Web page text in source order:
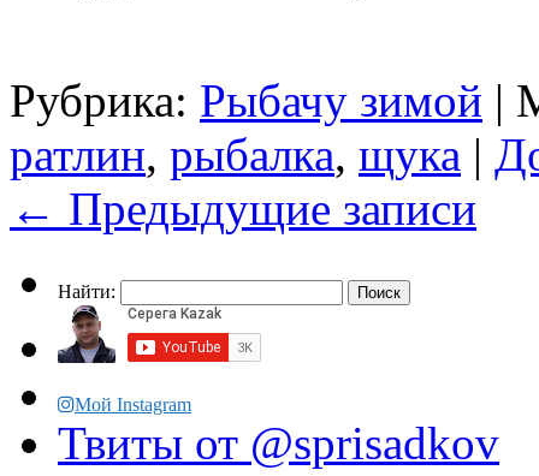
Рубрика: Рыбачу зимой |
ратлин, рыбалка, щука |
← Предыдущие записи
Найти:
Мой Instagram
Твиты от @sprisadkov